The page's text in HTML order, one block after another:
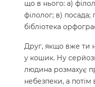
що в нього: а)
філолог; в)
бібліотека
Друг, якщо вже ти
у кошик. Ну
людина розмахує
небезпеки, а потім